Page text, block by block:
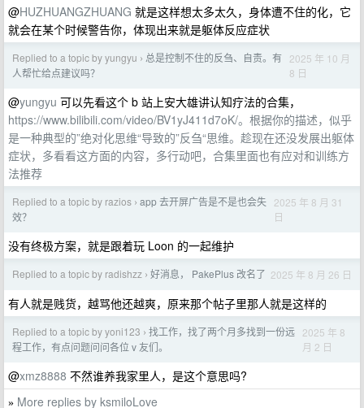
@HUZHUANGZHUANG 就是这样想太多太久，身体遭不住的化，它
就会在某个时候警告你，体现出来就是躯体反应症状
Replied to a topic by yungyu › 总是控制不住的反刍、自责。有
人帮忙给点建议吗？
2025 年 10 月
8 日
@yungyu 可以先看这个 b 站上安大雄讲认知疗法的合集，
https://www.bilibili.com/video/BV1yJ411d7oK/。根据你的描述，似乎
是一种典型的”绝对化思维“导致的”反刍“思维。趁现在还没发展出躯体
症状，多看看这方面的内容，多行动吧，合集里面也有应对和训练方
法推荐
Replied to a topic by razios › app 去开屏广告是不是也会失
效？
2025 年 8 月 31
日
没有终极方案，就是跟着玩 Loon 的一起维护
Replied to a topic by radishzz › 好消息， PakePlus 改名了 2025 年 8 月 26 日
有人就是贱货，越骂他还越爽，原来那个帖子里那人就是这样的
Replied to a topic by yoni123 › 找工作，找了两个月多找到一份远
程工作，有点问题问问各位 v 友们。
2025 年 8
月 2 日
@xmz8888 不然谁养我家里人，是这个意思吗?
» More replies by ksmiloLove